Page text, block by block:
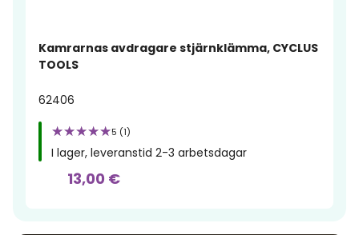
Kamrarnas avdragare stjärnklämma, CYCLUS
TOOLS
62406
5 (1)
I lager, leveranstid 2-3 arbetsdagar
13,00 €